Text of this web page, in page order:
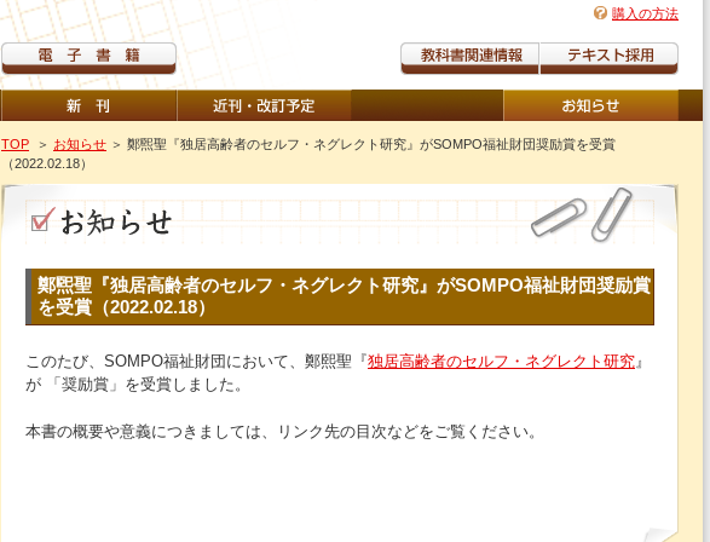
購入の方法
TOP ＞ お知らせ ＞ 鄭煕聖『独居高齢者のセルフ・ネグレクト研究』がSOMPO福祉財団奨励賞を受賞
（2022.02.18）
鄭煕聖『独居高齢者のセルフ・ネグレクト研究』がSOMPO福祉財団奨励賞
を受賞（2022.02.18）
このたび、SOMPO福祉財団において、鄭熙聖『独居高齢者のセルフ・ネグレクト研究』
が 「奨励賞」を受賞しました。
本書の概要や意義につきましては、リンク先の目次などをご覧ください。